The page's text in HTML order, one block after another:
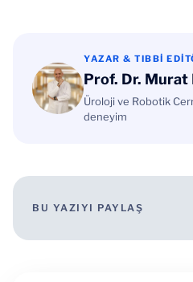
YAZAR & TIBBI
Prof. Dr. Murat
Üroloji ve Robotik
deneyim
BU YAZIYI PAYLAŞ